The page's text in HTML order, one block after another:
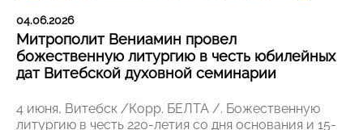
04.06.2026
Митрополит Вениамин провел
божественную литургию в честь юбилейных
дат Витебской духовной семинарии
4 июня, Витебск /Корр. БЕЛТА /. Божественную
литургию в честь 220-летия со дня основания и 15-